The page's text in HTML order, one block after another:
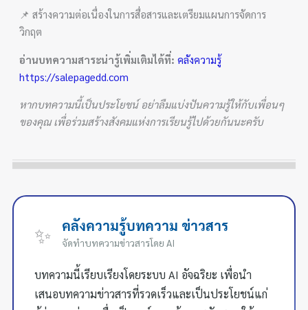
📌 สร้างความต่อเนื่องในการสื่อสารและเตรียมแผนการจัดการ
วิกฤต
อ่านบทความสาระน่ารู้เพิ่มเติมได้ที่: คลังความรู้
https://salepagedd.com
หากบทความนี้เป็นประโยชน์ อย่าลืมแบ่งปันความรู้ให้กับเพื่อนๆ
ของคุณ เพื่อร่วมสร้างสังคมแห่งการเรียนรู้ไปด้วยกันนะครับ
✨ คลังความรู้บทความ ข่าวสาร
จัดทำบทความข่าวสารโดย AI
บทความนี้เรียบเรียงโดยระบบ AI อัจฉริยะ เพื่อนำ
เสนอบทความข่าวสารที่รวดเร็วและเป็นประโยชน์แก่